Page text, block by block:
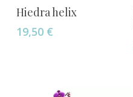
Añadir Al Carrito
Hiedra helix
19,50 €